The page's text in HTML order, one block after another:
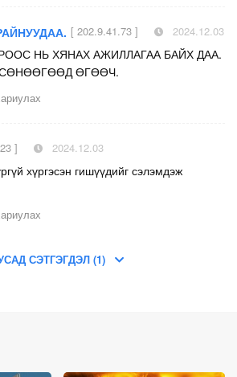
[ 202.9.41.73 ] 2024.12.03
НЬ ХЯНАХ АЖИЛЛАГАА БАЙХ ДАА.
ӨГӨӨЧ.
] 2024.12.03
хүргэсэн гишүүдийг сэлэмдэж
СЭТГЭГДЭЛ (1)